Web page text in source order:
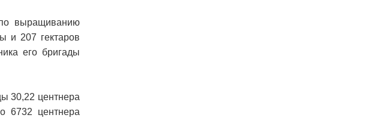
выращиванию
и 207 гектаров
его бригады
30,22 центнера
6732 центнера